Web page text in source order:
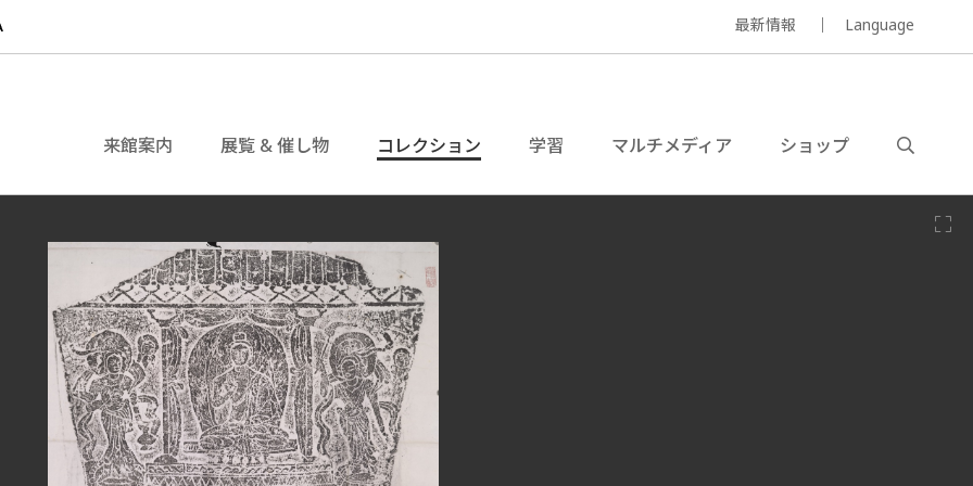
最新情報 Language
来館案内 展覧 & 催し物 コレクション 学習 マルチメディア ショップ